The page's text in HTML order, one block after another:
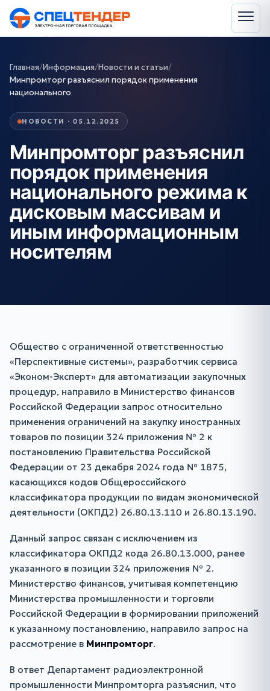
Главная/Информация/Новости и статьи/
Минпромторг разъяснил порядок применения
национального
НОВОСТИ · 05.12.2025
Минпромторг разъяснил
порядок применения
национального режима к
дисковым массивам и
иным информационным
носителям
Общество с ограниченной ответственностью
«Перспективные системы», разработчик сервиса
«Эконом-Эксперт» для автоматизации закупочных
процедур, направило в Министерство финансов
Российской Федерации запрос относительно
применения ограничений на закупку иностранных
товаров по позиции 324 приложения № 2 к
постановлению Правительства Российской
Федерации от 23 декабря 2024 года № 1875,
касающихся кодов Общероссийского
классификатора продукции по видам экономической
деятельности (ОКПД2) 26.80.13.110 и 26.80.13.190.
Данный запрос связан с исключением из
классификатора ОКПД2 кода 26.80.13.000, ранее
указанного в позиции 324 приложения № 2.
Министерство финансов, учитывая компетенцию
Министерства промышленности и торговли
Российской Федерации в формировании приложений
к указанному постановлению, направило запрос на
рассмотрение в Минпромторг.
В ответ Департамент радиоэлектронной
промышленности Минпромторга разъяснил, что